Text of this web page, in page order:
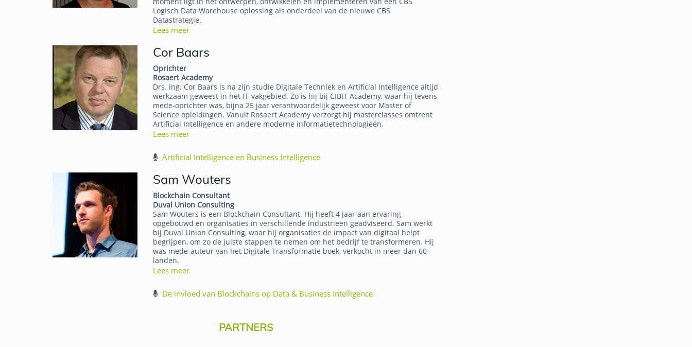
Logisch Data Warehouse oplossing als onderdeel van de nieuwe CBS
Datastrategie.
Lees meer
Cor Baars
Oprichter
Rosaert Academy
Drs. ing. Cor Baars is na zijn studie Digitale Techniek en Artificial Intelligence altijd
werkzaam geweest in het IT-vakgebied. Zo is hij bij CIBIT Academy, waar hij tevens
mede-oprichter was, bijna 25 jaar verantwoordelijk geweest voor Master of
Science opleidingen. Vanuit Rosaert Academy verzorgt hij masterclasses omtrent
Artificial Intelligence en andere moderne informatietechnologieën.
Lees meer
Artificial Intelligence en Business Intelligence
Sam Wouters
Blockchain Consultant
Duval Union Consulting
Sam Wouters is een Blockchain Consultant. Hij heeft 4 jaar aan ervaring
opgebouwd en organisaties in verschillende industrieën geadviseerd. Sam werkt
bij Duval Union Consulting, waar hij organisaties de impact van digitaal helpt
begrijpen, om zo de juiste stappen te nemen om het bedrijf te transformeren. Hij
was mede-auteur van het Digitale Transformatie boek, verkocht in meer dan 60
landen.
Lees meer
De invloed van Blockchains op Data & Business Intelligence
PARTNERS